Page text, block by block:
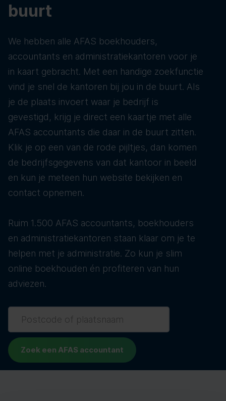
buurt
We hebben alle AFAS boekhouders,
accountants en administratiekantoren voor je
in kaart gebracht. Met een handige zoekfunctie
vind je snel de kantoren bij jou in de buurt. Als
je de plaats invoert waar je bedrijf is
gevestigd, krijg je direct een kaartje met alle
AFAS accountants die daar in de buurt zitten.
Klik je op een van de rode pijltjes, dan komen
de bedrijfsgegevens van dat kantoor in beeld
en kun je meteen hun website bekijken en
contact opnemen.
Ruim 1.500 AFAS accountants, boekhouders
en administratiekantoren staan klaar om je te
helpen met je administratie. Zo kun je slim
online boekhouden én profiteren van hun
adviezen.